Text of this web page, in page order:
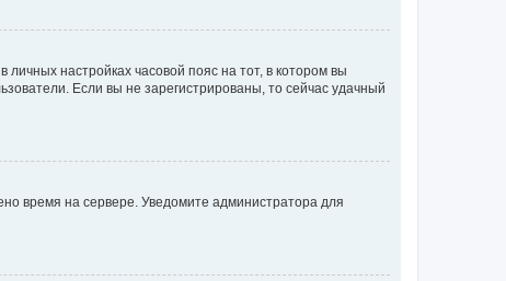
настройках часовой пояс на тот, в котором вы
Если вы не зарегистрированы, то сейчас удачный
время на сервере. Уведомите администратора для